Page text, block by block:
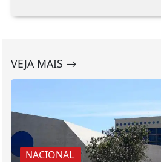
VEJA MAIS
NACIONAL